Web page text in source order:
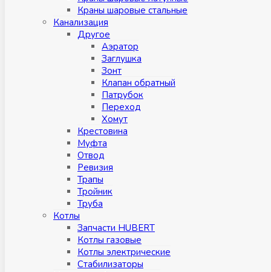
Краны шаровые стальные
Канализация
Другое
Аэратор
Заглушкa
Зонт
Клапан обратный
Патрубок
Переход
Хомут
Крестовина
Муфтa
Отвод
Ревизия
Трапы
Тройник
Труба
Котлы
Запчасти HUBERT
Котлы газовые
Котлы электрические
Стабилизаторы